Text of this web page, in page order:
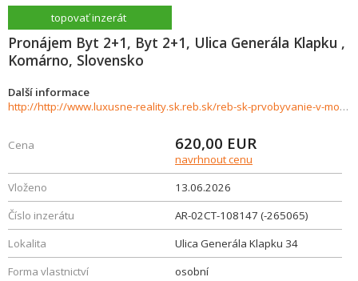
topovať inzerát
Pronájem Byt 2+1, Byt 2+1, Ulica Generála Klapku ,
Komárno, Slovensko
Další informace
http://http://www.luxusne-reality.sk.reb.sk/reb-sk-prvobyvanie-v-modernom-byte-staci-si-priniest-osobne-veci-1007889
Cena 620,00 EUR
navrhnout cenu
Vloženo
13.06.2026
Číslo inzerátu
AR-02CT-108147 (-265065)
Lokalita
Ulica Generála Klapku 34
Forma vlastnictví
osobní